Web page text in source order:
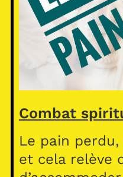
Combat
Le pain perdu,
et cela relève